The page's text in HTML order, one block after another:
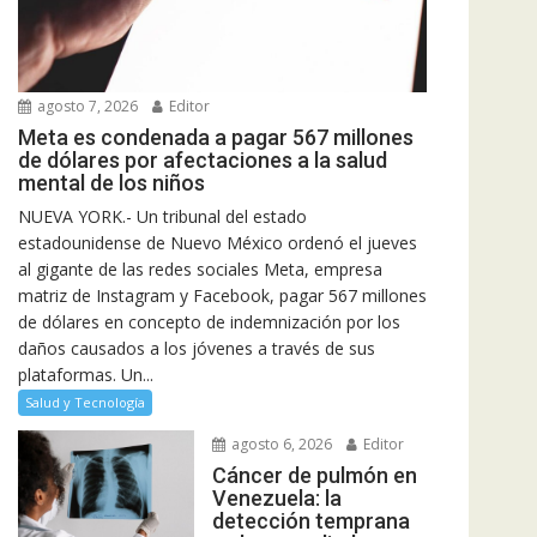
agosto 7, 2026 Editor
Meta es condenada a pagar 567 millones
de dólares por afectaciones a la salud
mental de los niños
NUEVA YORK.- Un tribunal del estado
estadounidense de Nuevo México ordenó el jueves
al gigante de las redes sociales Meta, empresa
matriz de Instagram y Facebook, pagar 567 millones
de dólares en concepto de indemnización por los
daños causados a los jóvenes a través de sus
plataformas. Un...
Salud y Tecnología
agosto 6, 2026 Editor
Cáncer de pulmón en
Venezuela: la
detección temprana